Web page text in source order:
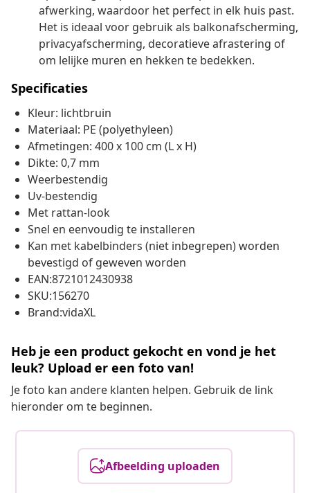
afwerking, waardoor het perfect in elk huis past.
Het is ideaal voor gebruik als balkonafscherming,
privacyafscherming, decoratieve afrastering of
om lelijke muren en hekken te bedekken.
Specificaties
Kleur: lichtbruin
Materiaal: PE (polyethyleen)
Afmetingen: 400 x 100 cm (L x H)
Dikte: 0,7 mm
Weerbestendig
Uv-bestendig
Met rattan-look
Snel en eenvoudig te installeren
Kan met kabelbinders (niet inbegrepen) worden
bevestigd of geweven worden
EAN:8721012430938
SKU:156270
Brand:vidaXL
Heb je een product gekocht en vond je het
leuk? Upload er een foto van!
Je foto kan andere klanten helpen. Gebruik de link
hieronder om te beginnen.
Afbeelding uploaden